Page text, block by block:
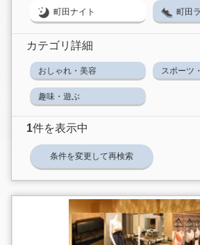
町田ナイト 町田
カテゴリ詳細
おしゃれ・美容 スポーツ
趣味・遊ぶ
1件を表示中
条件を変更して再検索